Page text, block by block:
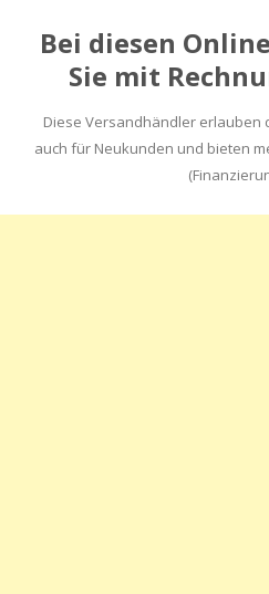
Bei diesen
Sie mit
Diese Versandhändler erlauben
auch für Neukunden und bieten